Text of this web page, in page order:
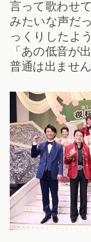
言って歌わせ
みたいな声だ
っくりしたよ
「あの低音が
普通は出ませ